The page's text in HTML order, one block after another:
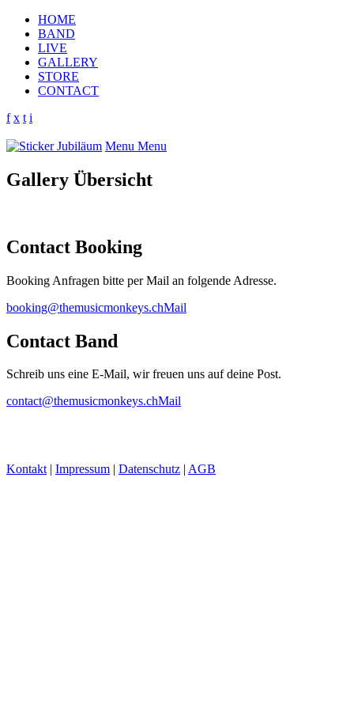
HOME
BAND
LIVE
GALLERY
STORE
CONTACT
f x t i
Menu Menu
Gallery Übersicht
Contact Booking
Booking Anfragen bitte per Mail an folgende Adresse.
booking@themusicmonkeys.chMail
Contact Band
Schreib uns eine E-Mail, wir freuen uns auf deine Post.
contact@themusicmonkeys.chMail
Kontakt | Impressum | Datenschutz | AGB